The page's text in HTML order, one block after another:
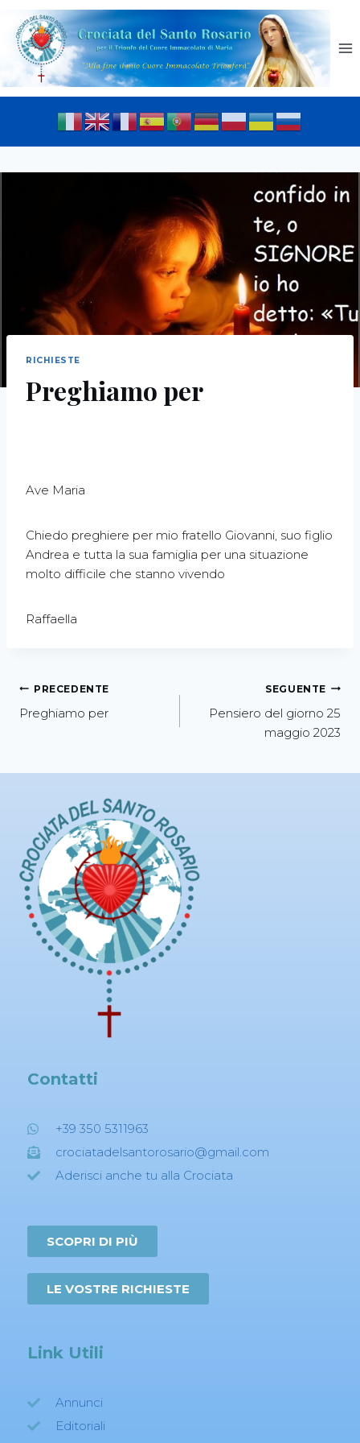
RICHIESTE
Preghiamo per
Ave Maria
Chiedo preghiere per mio fratello Giovanni, suo figlio
Andrea e tutta la sua famiglia per una situazione
molto difficile che stanno vivendo
Raffaella
PRECEDENTE
Preghiamo per
SEGUENTE
Pensiero del giorno 25
maggio 2023
Contatti
+39 350 5311963
crociatadelsantorosario@gmail.com
Aderisci anche tu alla Crociata
SCOPRI DI PIÙ
LE VOSTRE RICHIESTE
Link Utili
Annunci
Editoriali